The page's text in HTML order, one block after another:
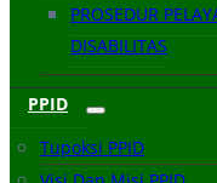
PROSEDUR
DISABILITAS
PPID
Tupoksi PPID